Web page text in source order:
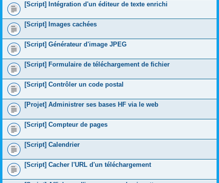
[Script] Intégration d'un éditeur de texte enrichi
[Script] Images cachées
[Script] Générateur d'image JPEG
[Script] Formulaire de téléchargement de fichier
[Script] Contrôler un code postal
[Projet] Administrer ses bases HF via le web
[Script] Compteur de pages
[Script] Calendrier
[Script] Cacher l'URL d'un téléchargement